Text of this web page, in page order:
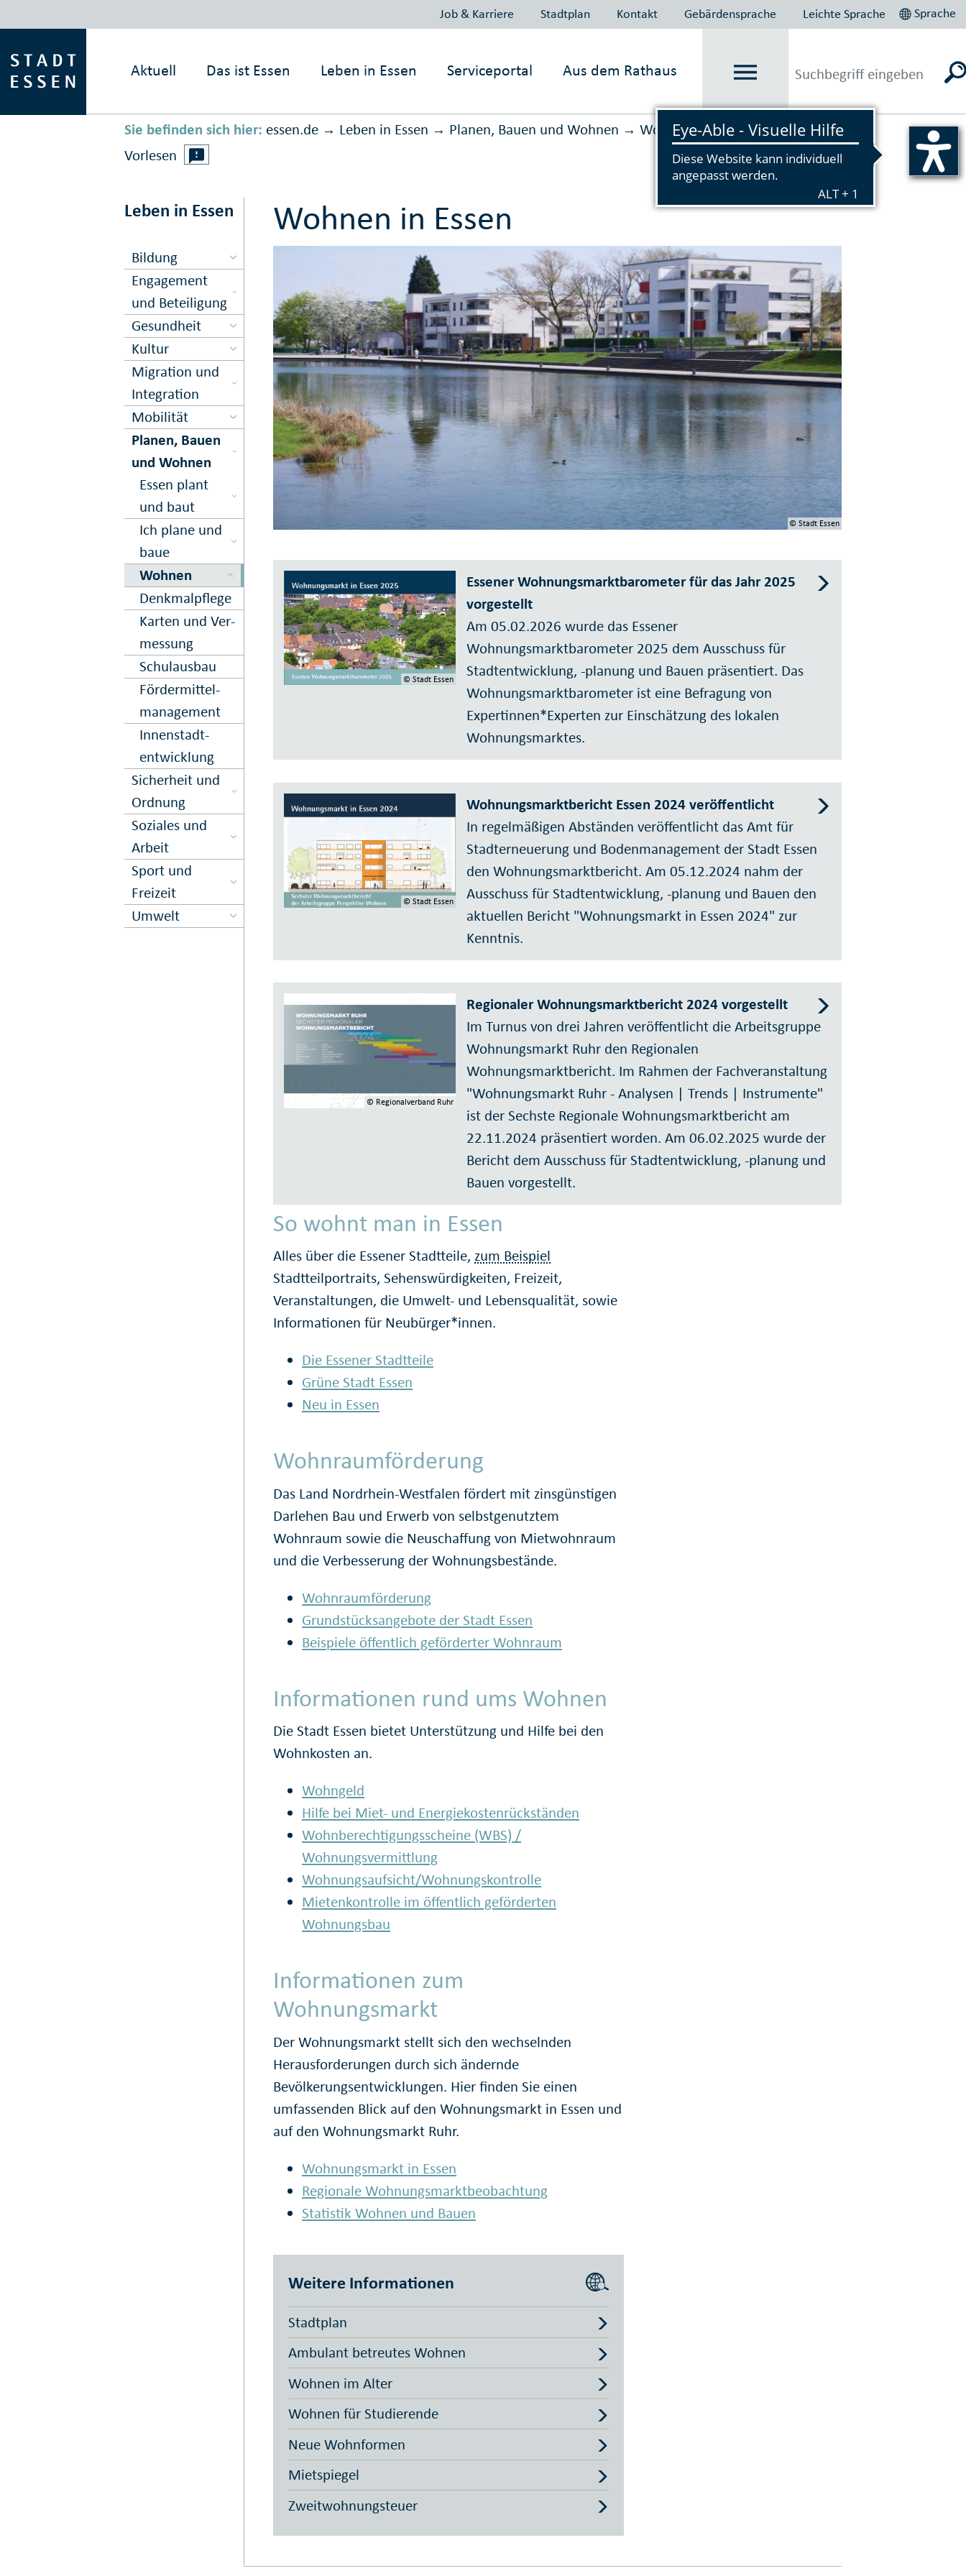
Job & Karriere Stadtplan Kontakt Gebärdensprache Leichte Sprache Sprache
Aktuell Das ist Essen Leben in Essen Serviceportal Aus dem Rathaus
Sie befinden sich hier: essen.de → Leben in Essen → Planen, Bauen und Wohnen → Wohnen
Vorlesen
Leben in Essen
Bildung
Engagement
und Beteiligung
Gesundheit
Kultur
Migration und
Inte­gration
Mobilität
Planen, Bauen
und Wohnen
Essen plant
und baut
Ich plane und
baue
Wohnen
Denkmal­pflege
Karten und Ver­
messung
Schulausbau
Förder­mittel­
management
Innen­stadt­
entwick­lung
Sicher­heit und
Ord­nung
Soziales und
Arbeit
Sport und
Freizeit
Umwelt
Wohnen in Essen
© Stadt Essen
© Stadt Essen
Essener Wohnungsmarktbarometer für das Jahr 2025
vorgestellt
Am 05.02.2026 wurde das Essener
Wohnungsmarktbarometer 2025 dem Ausschuss für
Stadtentwicklung, -planung und Bauen präsentiert. Das
Wohnungsmarktbarometer ist eine Befragung von
Expertinnen*Experten zur Einschätzung des lokalen
Wohnungsmarktes.
© Stadt Essen
Wohnungsmarktbericht Essen 2024 veröffentlicht
In regelmäßi­gen Abständen veröffentlicht das Amt für
Stadter­neuerung und Boden­manage­ment der Stadt Essen
den Wohnungs­markt­bericht. Am 05.12.2024 nahm der
Ausschuss für Stadtent­wick­lung, -planung und Bauen den
aktuellen Bericht "Wohnungs­markt in Essen 2024" zur
Kenntnis.
© Regionalverband Ruhr
Regionaler Wohnungsmarktbericht 2024 vorgestellt
Im Turnus von drei Jahren veröffentlicht die Arbeitsgruppe
Wohnungsmarkt Ruhr den Regionalen
Wohnungsmarktbericht. Im Rahmen der Fachveranstaltung
"Wohnungsmarkt Ruhr - Analysen | Trends | Instrumente"
ist der Sechste Regionale Wohnungsmarktbericht am
22.11.2024 präsentiert worden. Am 06.02.2025 wurde der
Bericht dem Ausschuss für Stadtentwicklung, -planung und
Bauen vorgestellt.
So wohnt man in Essen
Alles über die Essener Stadtteile, zum Beispiel
Stadtteilportraits, Sehenswürdigkeiten, Freizeit,
Veranstaltungen, die Umwelt- und Lebensqualität, sowie
Informationen für Neubürger*innen.
Die Essener Stadtteile
Grüne Stadt Essen
Neu in Essen
Wohnraumförderung
Das Land Nordrhein-Westfalen fördert mit zinsgünstigen
Darlehen Bau und Erwerb von selbstgenutztem
Wohnraum sowie die Neuschaffung von Mietwohnraum
und die Verbesserung der Wohnungsbestände.
Wohnraumförderung
Grundstücksangebote der Stadt Essen
Beispiele öffentlich geförderter Wohnraum
Informationen rund ums Wohnen
Die Stadt Essen bietet Unterstützung und Hilfe bei den
Wohnkosten an.
Wohngeld
Hilfe bei Miet- und Energiekostenrückständen
Wohnberechtigungsscheine (WBS) /
Wohnungsvermittlung
Wohnungsaufsicht/Wohnungskontrolle
Mietenkontrolle im öffentlich geförderten
Wohnungsbau
Informationen zum
Wohnungsmarkt
Der Wohnungsmarkt stellt sich den wechselnden
Herausforderungen durch sich ändernde
Bevölkerungsentwicklungen. Hier finden Sie einen
umfassenden Blick auf den Wohnungsmarkt in Essen und
auf den Wohnungsmarkt Ruhr.
Wohnungsmarkt in Essen
Regionale Wohnungsmarktbeobachtung
Statistik Wohnen und Bauen
Weitere Informationen
Stadtplan
Ambulant betreutes Wohnen
Wohnen im Alter
Wohnen für Studierende
Neue Wohnformen
Mietspiegel
Zweitwohnungsteuer